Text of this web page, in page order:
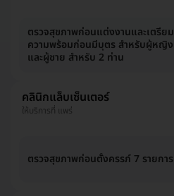
ตรวจสุขภาพก่อนแต่งงานและเตรียม
ความพร้อมก่อนมีบุตร สำหรับผู้หญิง
และผู้ชาย สำหรับ 2 ท่าน
คลินิกแล็บเซ็นเตอร์
ให้บริการที่ แพร่
ตรวจสุขภาพก่อนตั้งครรภ์ 7 รายการ